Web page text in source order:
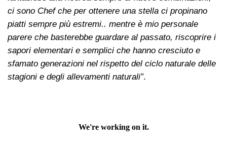
ci sono Chef che per ottenere una stella ci propinano
piatti sempre più estremi.. mentre è mio personale
parere che basterebbe guardare al passato, riscoprire i
sapori elementari e semplici che hanno cresciuto e
sfamato generazioni nel rispetto del ciclo naturale delle
stagioni e degli allevamenti naturali”.